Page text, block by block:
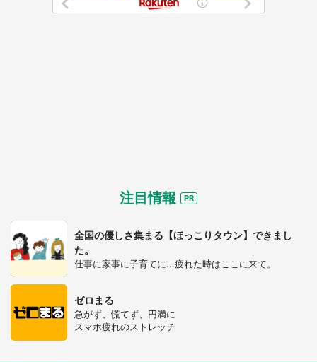
注目情報
全国の優しさ集まる【ほっこりタウン】できまし
た。
仕事に家事に子育てに...疲れた時はここに来て。
ゼロまる
急がず、慌てず、円満に
スマホ疲れのストレッチ